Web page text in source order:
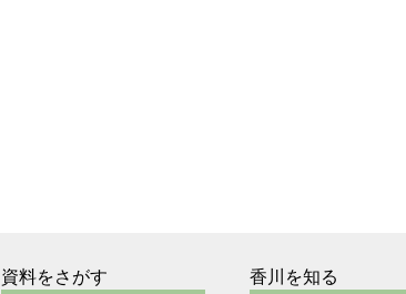
資料をさがす 香川を知る